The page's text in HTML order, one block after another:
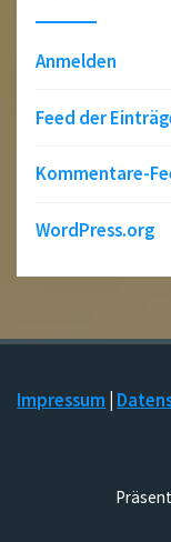
Anmelden
Feed der
Kommentare-
WordPress.org
Impressum